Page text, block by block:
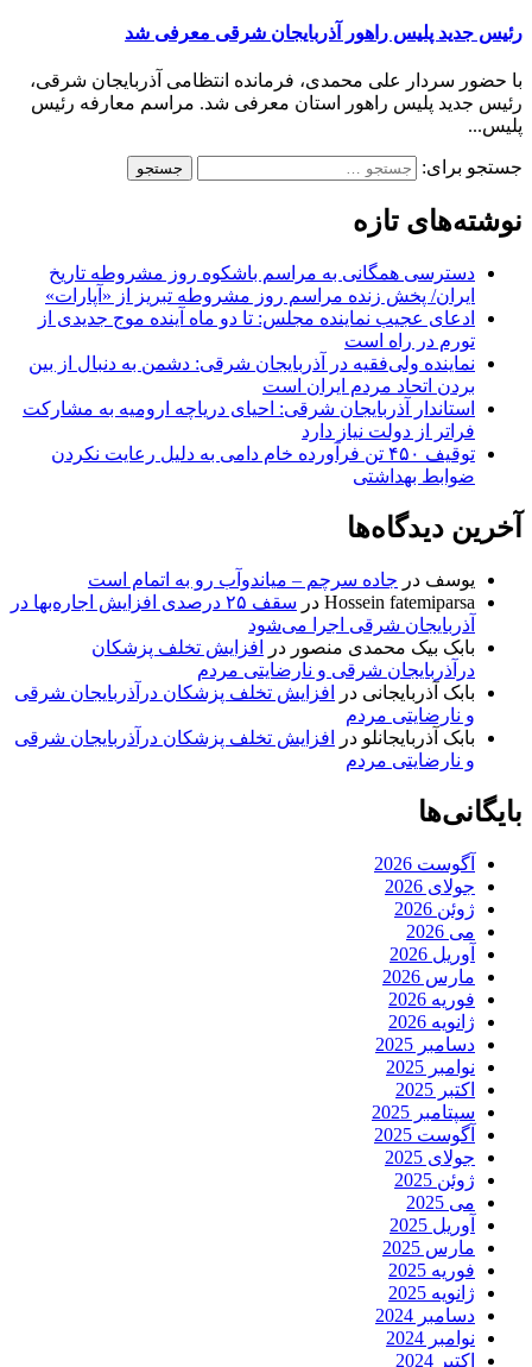
رئیس جدید پلیس راهور آذربایجان شرقی معرفی شد
با حضور سردار علی محمدی، فرمانده انتظامی آذربایجان شرقی،
رئیس جدید پلیس راهور استان معرفی شد. مراسم معارفه رئیس
پلیس...
جستجو برای:
نوشته‌های تازه
دسترسی همگانی به مراسم باشکوه روز مشروطه تاریخ
ایران/ پخش زنده مراسم روز مشروطه تبریز از «آپارات»
ادعای عجیب نماینده مجلس: تا دو ماه آینده موج جدیدی از
تورم در راه است
نماینده ولی‌فقیه در آذربایجان شرقی: دشمن به دنبال از بین
بردن اتحاد مردم ایران است
استاندار آذربایجان شرقی: احیای دریاچه ارومیه به مشارکت
فراتر از دولت نیاز دارد
توقیف ۴۵۰ تن فرآورده خام دامی به دلیل رعایت نکردن
ضوابط بهداشتی
آخرین دیدگاه‌ها
یوسف در جاده سرچم – میاندوآب رو به اتمام است
Hossein fatemiparsa در
سقف ۲۵ درصدی افزایش اجاره‌بها در
آذربایجان شرقی اجرا می‌شود
بابک بیک محمدی منصور در
افزایش تخلف پزشکان
درآذربایجان شرقی و نارضایتی مردم
بابک آذربایجانی در
افزایش تخلف پزشکان درآذربایجان شرقی
و نارضایتی مردم
بابک آذربایجانلو در
افزایش تخلف پزشکان درآذربایجان شرقی
و نارضایتی مردم
بایگانی‌ها
آگوست 2026
جولای 2026
ژوئن 2026
می 2026
آوریل 2026
مارس 2026
فوریه 2026
ژانویه 2026
دسامبر 2025
نوامبر 2025
اکتبر 2025
سپتامبر 2025
آگوست 2025
جولای 2025
ژوئن 2025
می 2025
آوریل 2025
مارس 2025
فوریه 2025
ژانویه 2025
دسامبر 2024
نوامبر 2024
اکتبر 2024